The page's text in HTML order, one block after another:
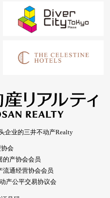
企业的三井不动产Realty
会
的产协会会员
流通经营协会会员
产公平交易协议会